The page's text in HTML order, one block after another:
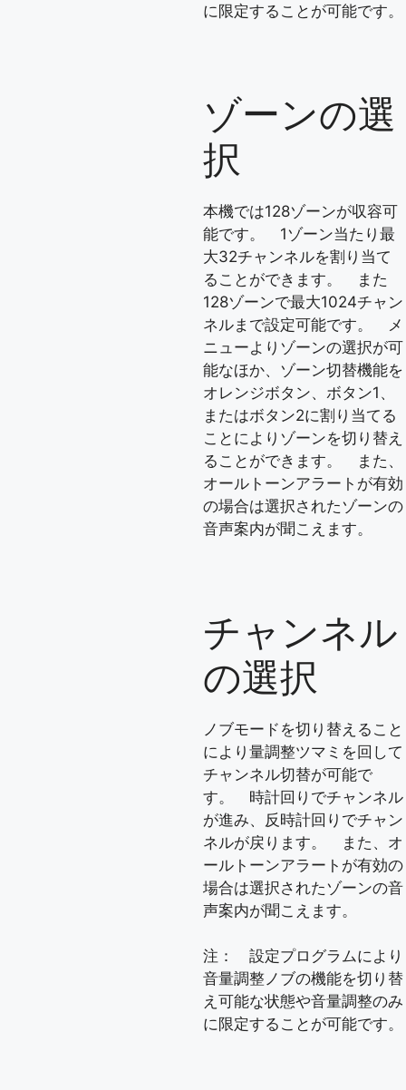
に限定することが可能です。
ゾーンの選
択
本機では128ゾーンが収容可
能です。 1ゾーン当たり最
大32チャンネルを割り当て
ることができます。 また
128ゾーンで最大1024チャン
ネルまで設定可能です。 メ
ニューよりゾーンの選択が可
能なほか、ゾーン切替機能を
オレンジボタン、ボタン1、
またはボタン2に割り当てる
ことによりゾーンを切り替え
ることができます。 また、
オールトーンアラートが有効
の場合は選択されたゾーンの
音声案内が聞こえます。
チャンネル
の選択
ノブモードを切り替えること
により量調整ツマミを回して
チャンネル切替が可能で
す。 時計回りでチャンネル
が進み、反時計回りでチャン
ネルが戻ります。 また、オ
ールトーンアラートが有効の
場合は選択されたゾーンの音
声案内が聞こえます。
注： 設定プログラムにより
音量調整ノブの機能を切り替
え可能な状態や音量調整のみ
に限定することが可能です。